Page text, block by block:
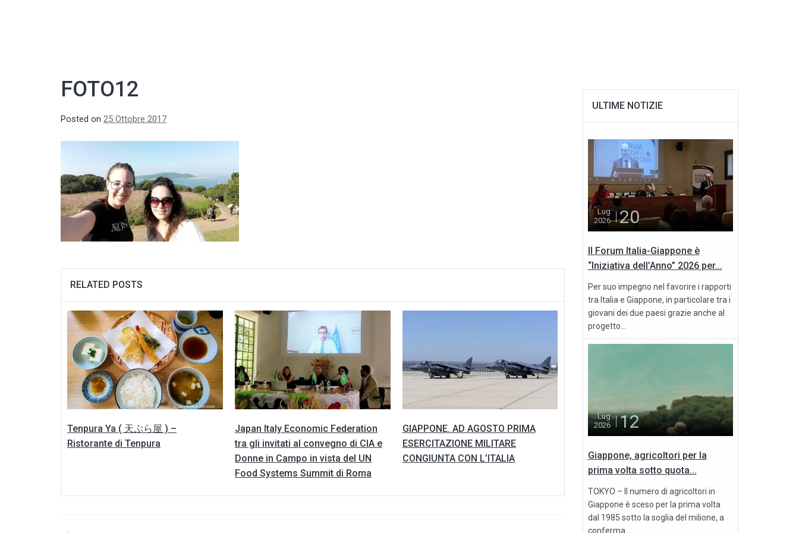
FOTO12
Posted on 25 Ottobre 2017
RELATED POSTS
Tenpura Ya ( 天ぷら屋 ) –
Ristorante di Tenpura
Japan Italy Economic Federation
tra gli invitati al convegno di CIA e
Donne in Campo in vista del UN
Food Systems Summit di Roma
GIAPPONE. AD AGOSTO PRIMA
ESERCITAZIONE MILITARE
CONGIUNTA CON L’ITALIA
ULTIME NOTIZIE
Lug
2026
20
Il Forum Italia-Giappone è
“Iniziativa dell’Anno” 2026 per...
Per suo impegno nel favorire i rapporti
tra Italia e Giappone, in particolare tra i
giovani dei due paesi grazie anche al
progetto...
Lug
2026
12
Giappone, agricoltori per la
prima volta sotto quota...
TOKYO – Il numero di agricoltori in
Giappone è sceso per la prima volta
dal 1985 sotto la soglia del milione, a
conferma...